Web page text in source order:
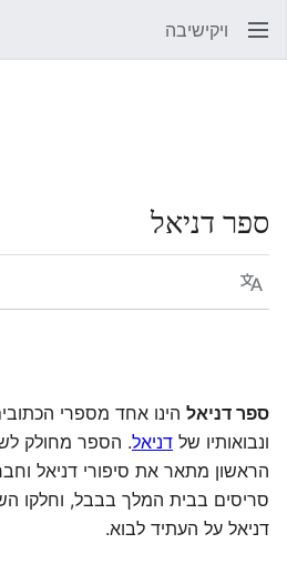
ויקישיבה
ספר דניאל
שפה
ספר דניאל הינו אחד מספרי
ונבואותיו של דניאל. הספר מחולק
הראשון מתאר את סיפורי דניאל
סריסים בבית המלך בבבל, וחלקו
דניאל על העתיד לבוא.